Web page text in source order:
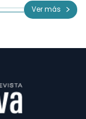
Ver más